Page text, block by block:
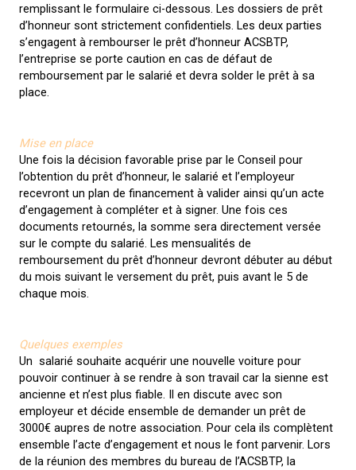
remplissant le formulaire ci-dessous. Les dossiers de prêt
d’honneur sont strictement confidentiels. Les deux parties
s’engagent à rembourser le prêt d’honneur ACSBTP,
l’entreprise se porte caution en cas de défaut de
remboursement par le salarié et devra solder le prêt à sa
place.
Mise en place
Une fois la décision favorable prise par le Conseil pour
l’obtention du prêt d’honneur, le salarié et l’employeur
recevront un plan de financement à valider ainsi qu’un acte
d’engagement à compléter et à signer. Une fois ces
documents retournés, la somme sera directement versée
sur le compte du salarié. Les mensualités de
remboursement du prêt d’honneur devront débuter au début
du mois suivant le versement du prêt, puis avant le 5 de
chaque mois.
Quelques exemples
Un salarié souhaite acquérir une nouvelle voiture pour
pouvoir continuer à se rendre à son travail car la sienne est
ancienne et n’est plus fiable. Il en discute avec son
employeur et décide ensemble de demander un prêt de
3000€ aupres de notre association. Pour cela ils complètent
ensemble l’acte d’engagement et nous le font parvenir. Lors
de la réunion des membres du bureau de l’ACSBTP, la